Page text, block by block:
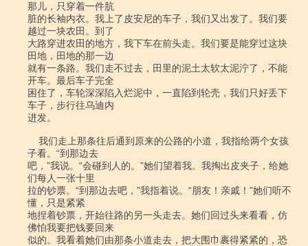
那儿，只穿着一件肮
脏的长袖内衣。我上了皮安尼的车子，我们又出发了。我们要
越过一块农田。到了
大路穿进农田的地方，我下车在前头走。我们要是能穿过这块
田地，田地的那一边
就有一条路。我们走不过去，田里的泥土太软太泥泞了，不能
开车。最后车子完全
困住了，车轮深深陷入烂泥中，一直陷到轮壳，我们只好丢下
车子，步行往乌迪内
进发。
子看。“到那边去
吧，”我说。“会碰到人的。”她们望着我。我掏出皮夹子，给她
们每人一张十里
拉的钞票。“到那边去吧，”我指着说。“朋友！亲戚！”她们听不
懂，只是紧紧
地捏着钞票，开始往路的另一头走去。她们回过头来看看，仿
佛怕我要把钱要回来
似的。我看着她们由那条小道走去，把大围巾裹得紧紧的，恐